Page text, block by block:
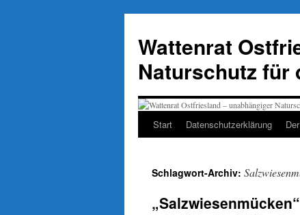
springen
Wattenrat
Naturschutz für
Start Datenschutzerklärung
Schlagwort-Archiv: